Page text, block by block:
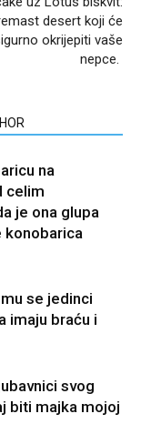
desert koji će
okrijepiti vaše
nepce.
na
celim
je ona glupa
konobarica
se jedinci
imaju braću i
svog
biti majka mojoj